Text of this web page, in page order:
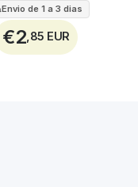
Envio de 1 a 3 dias
€2 ,85 EUR